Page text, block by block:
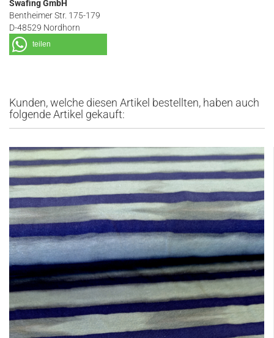
Swafing GmbH
Bentheimer Str. 175-179
D-48529 Nordhorn
teilen
Kunden, welche diesen Artikel bestellten, haben auch
folgende Artikel gekauft: